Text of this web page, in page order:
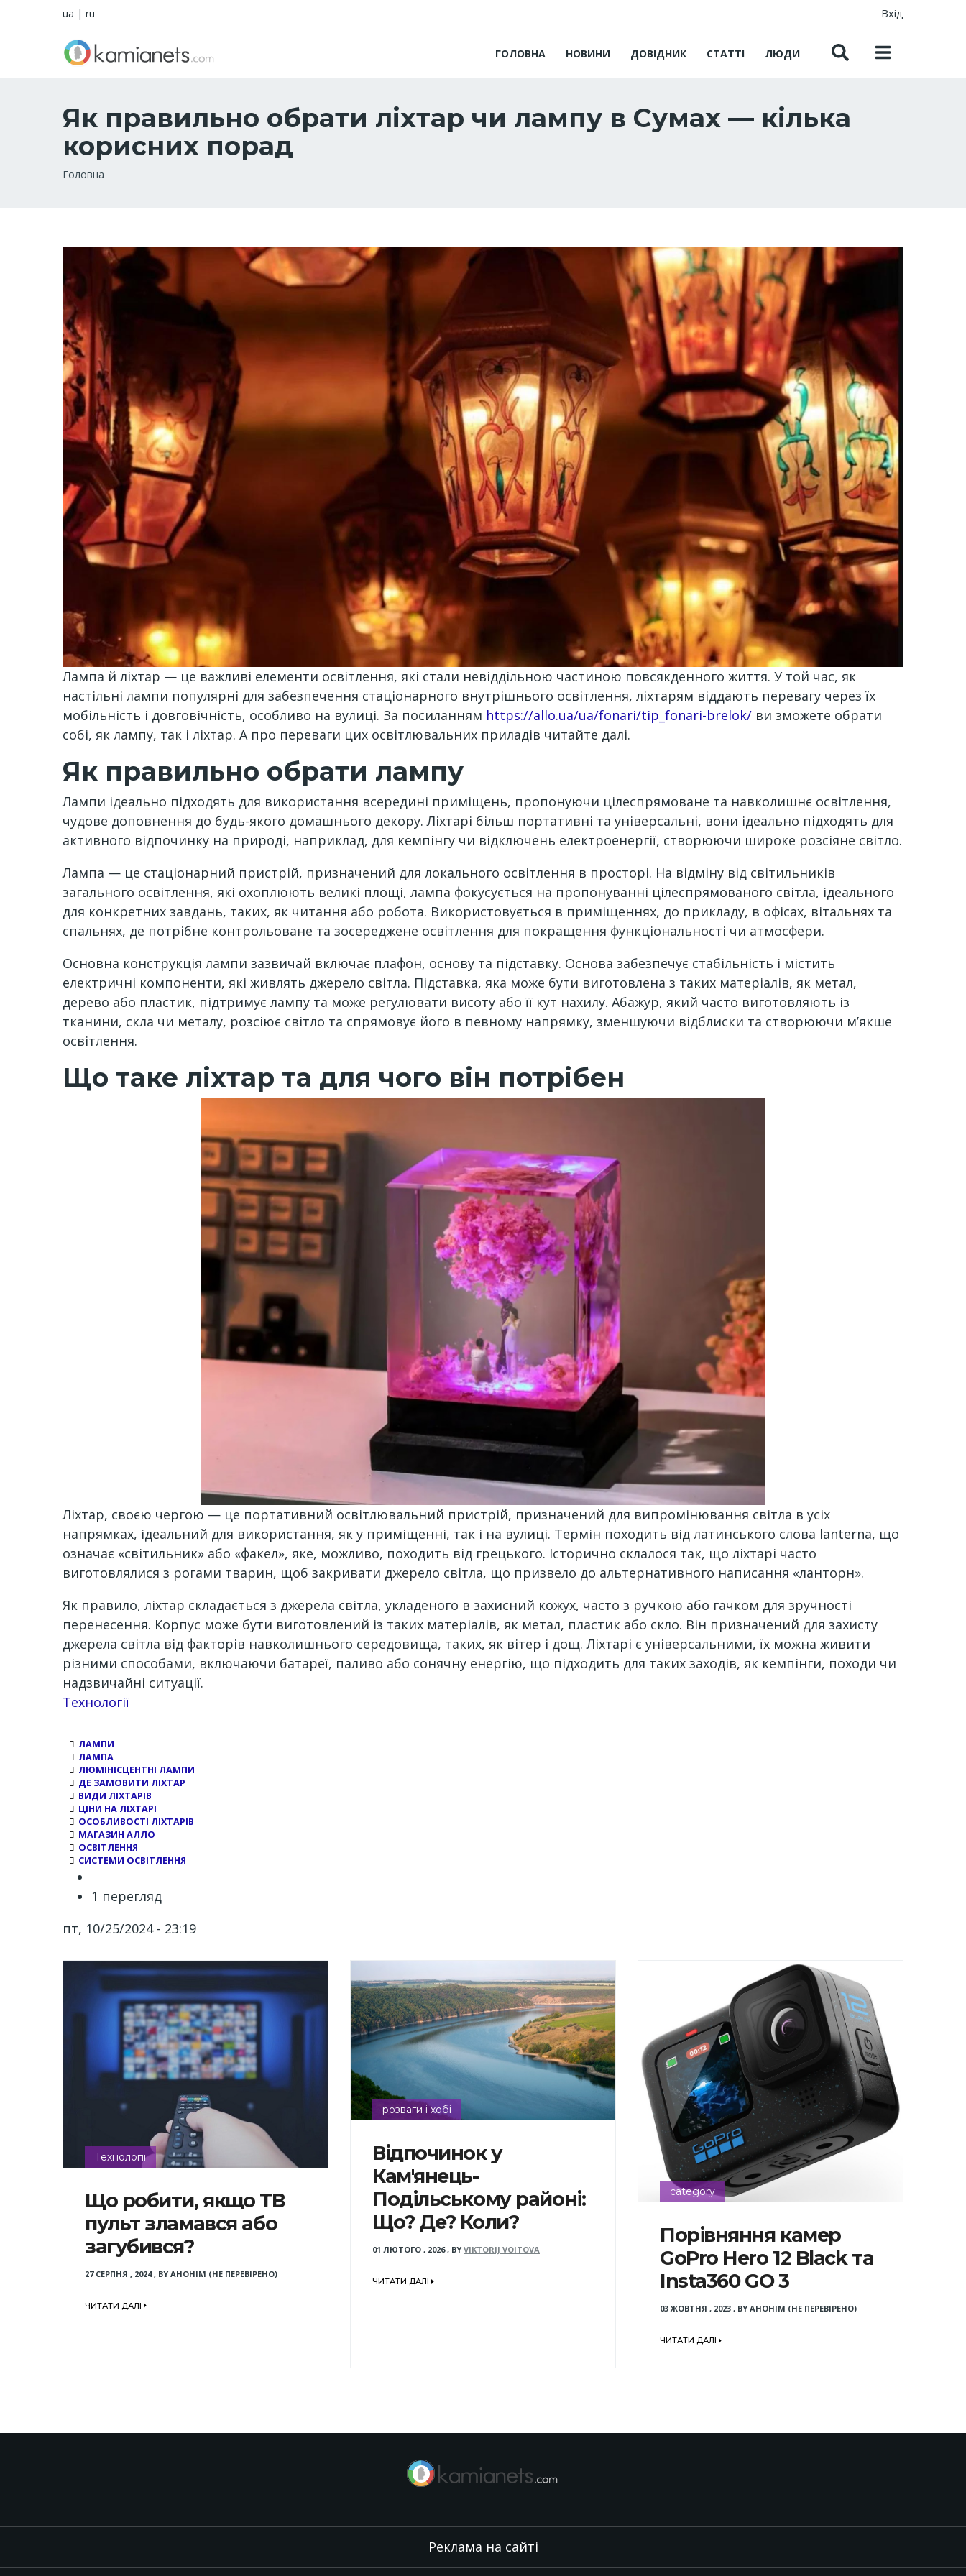
ua | ru Вхід
ГОЛОВНА НОВИНИ ДОВІДНИК СТАТТІ ЛЮДИ
Як правильно обрати ліхтар чи лампу в Сумах — кілька
корисних порад
Рядок
Головна
Лампа й ліхтар — це важливі елементи освітлення, які стали невіддільною частиною повсякденного життя. У той час, як
настільні лампи популярні для забезпечення стаціонарного внутрішнього освітлення, ліхтарям віддають перевагу через їх
мобільність і довговічність, особливо на вулиці. За посиланням https://allo.ua/ua/fonari/tip_fonari-brelok/ ви зможете обрати
собі, як лампу, так і ліхтар. А про переваги цих освітлювальних приладів читайте далі.
Як правильно обрати лампу
Лампи ідеально підходять для використання всередині приміщень, пропонуючи цілеспрямоване та навколишнє освітлення,
чудове доповнення до будь-якого домашнього декору. Ліхтарі більш портативні та універсальні, вони ідеально підходять для
активного відпочинку на природі, наприклад, для кемпінгу чи відключень електроенергії, створюючи широке розсіяне світло.
Лампа — це стаціонарний пристрій, призначений для локального освітлення в просторі. На відміну від світильників
загального освітлення, які охоплюють великі площі, лампа фокусується на пропонуванні цілеспрямованого світла, ідеального
для конкретних завдань, таких, як читання або робота. Використовується в приміщеннях, до прикладу, в офісах, вітальнях та
спальнях, де потрібне контрольоване та зосереджене освітлення для покращення функціональності чи атмосфери.
Основна конструкція лампи зазвичай включає плафон, основу та підставку. Основа забезпечує стабільність і містить
електричні компоненти, які живлять джерело світла. Підставка, яка може бути виготовлена ​​з таких матеріалів, як метал,
дерево або пластик, підтримує лампу та може регулювати висоту або її кут нахилу. Абажур, який часто виготовляють із
тканини, скла чи металу, розсіює світло та спрямовує його в певному напрямку, зменшуючи відблиски та створюючи м’якше
освітлення.
Що таке ліхтар та для чого він потрібен
Ліхтар, своєю чергою — це портативний освітлювальний пристрій, призначений для випромінювання світла в усіх
напрямках, ідеальний для використання, як у приміщенні, так і на вулиці. Термін походить від латинського слова lanterna, що
означає «світильник» або «факел», яке, можливо, походить від грецького. Історично склалося так, що ліхтарі часто
виготовлялися з рогами тварин, щоб закривати джерело світла, що призвело до альтернативного написання «ланторн».
Як правило, ліхтар складається з джерела світла, укладеного в захисний кожух, часто з ручкою або гачком для зручності
перенесення. Корпус може бути виготовлений із таких матеріалів, як метал, пластик або скло. Він призначений для захисту
джерела світла від факторів навколишнього середовища, таких, як вітер і дощ. Ліхтарі є універсальними, їх можна живити
різними способами, включаючи батареї, паливо або сонячну енергію, що підходить для таких заходів, як кемпінги, походи чи
надзвичайні ситуації.
Channel
Технології
ЛАМПИ
ЛАМПА
ЛЮМІНІСЦЕНТНІ ЛАМПИ
ДЕ ЗАМОВИТИ ЛІХТАР
ВИДИ ЛІХТАРІВ
ЦІНИ НА ЛІХТАРІ
ОСОБЛИВОСТІ ЛІХТАРІВ
МАГАЗИН АЛЛО
ОСВІТЛЕННЯ
СИСТЕМИ ОСВІТЛЕННЯ
1 перегляд
пт, 10/25/2024 - 23:19
Технології
Що робити, якщо ТВ
пульт зламався або
загубився?
27 СЕРПНЯ , 2024, BY АНОНІМ (НЕ ПЕРЕВІРЕНО)
ЧИТАТИ ДАЛІ
розваги і хобі
Відпочинок у
Кам'янець-
Подільському районі:
Що? Де? Коли?
01 ЛЮТОГО , 2026, BY VIKTORIJ VOITOVA
ЧИТАТИ ДАЛІ
category
Порівняння камер
GoPro Hero 12 Black та
Insta360 GO 3
03 ЖОВТНЯ , 2023, BY АНОНІМ (НЕ ПЕРЕВІРЕНО)
ЧИТАТИ ДАЛІ
Реклама на сайті